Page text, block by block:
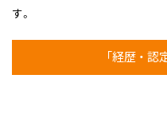
す。
「経歴 ・